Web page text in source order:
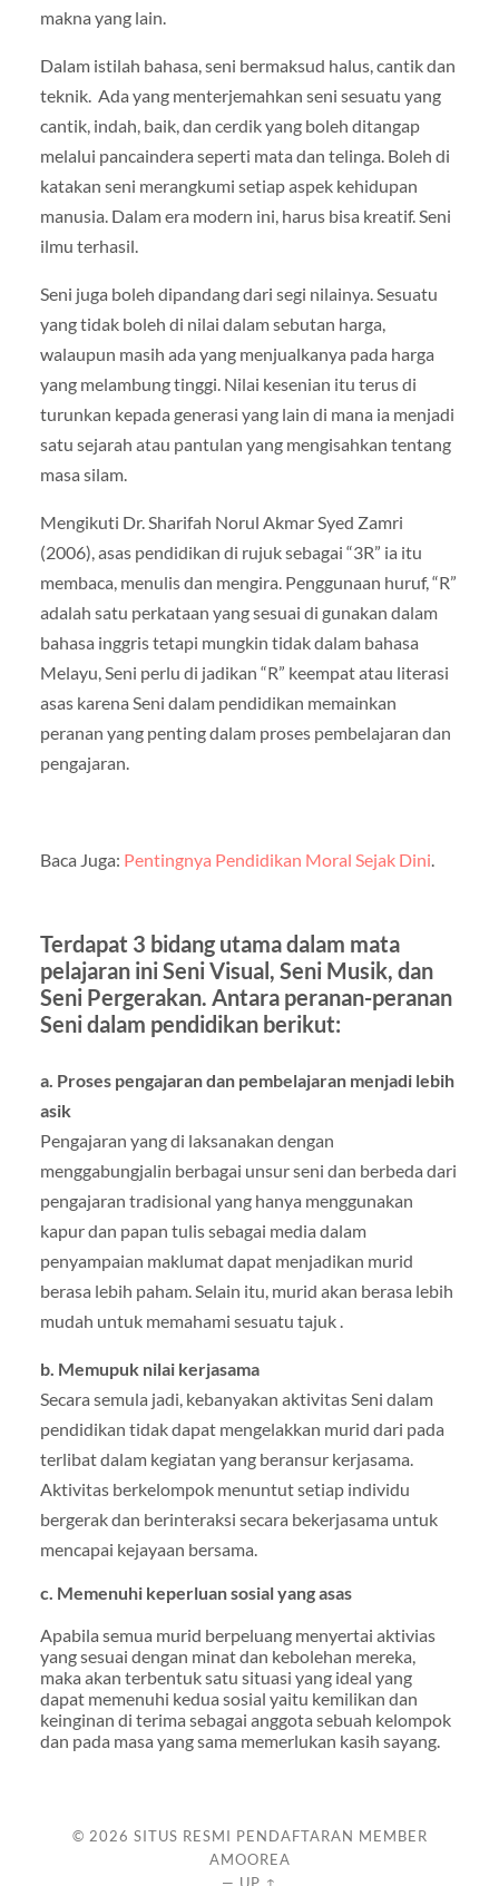
makna yang lain.
Dalam istilah bahasa, seni bermaksud halus, cantik dan
teknik. Ada yang menterjemahkan seni sesuatu yang
cantik, indah, baik, dan cerdik yang boleh ditangap
melalui pancaindera seperti mata dan telinga. Boleh di
katakan seni merangkumi setiap aspek kehidupan
manusia. Dalam era modern ini, harus bisa kreatif. Seni
ilmu terhasil.
Seni juga boleh dipandang dari segi nilainya. Sesuatu
yang tidak boleh di nilai dalam sebutan harga,
walaupun masih ada yang menjualkanya pada harga
yang melambung tinggi. Nilai kesenian itu terus di
turunkan kepada generasi yang lain di mana ia menjadi
satu sejarah atau pantulan yang mengisahkan tentang
masa silam.
Mengikuti Dr. Sharifah Norul Akmar Syed Zamri
(2006), asas pendidikan di rujuk sebagai “3R” ia itu
membaca, menulis dan mengira. Penggunaan huruf, “R”
adalah satu perkataan yang sesuai di gunakan dalam
bahasa inggris tetapi mungkin tidak dalam bahasa
Melayu, Seni perlu di jadikan “R” keempat atau literasi
asas karena Seni dalam pendidikan memainkan
peranan yang penting dalam proses pembelajaran dan
pengajaran.
Baca Juga: Pentingnya Pendidikan Moral Sejak Dini
Terdapat 3 bidang utama dalam mata
pelajaran ini Seni Visual, Seni Musik, dan
Seni Pergerakan. Antara peranan-peranan
Seni dalam pendidikan berikut:
a. Proses pengajaran dan pembelajaran menjadi lebih
asik
Pengajaran yang di laksanakan dengan
menggabungjalin berbagai unsur seni dan berbeda dari
pengajaran tradisional yang hanya menggunakan
kapur dan papan tulis sebagai media dalam
penyampaian maklumat dapat menjadikan murid
berasa lebih paham. Selain itu, murid akan berasa lebih
mudah untuk memahami sesuatu tajuk .
b. Memupuk nilai kerjasama
Secara semula jadi, kebanyakan aktivitas Seni dalam
pendidikan tidak dapat mengelakkan murid dari pada
terlibat dalam kegiatan yang beransur kerjasama.
Aktivitas berkelompok menuntut setiap individu
bergerak dan berinteraksi secara bekerjasama untuk
mencapai kejayaan bersama.
c. Memenuhi keperluan sosial yang asas
Apabila semua murid berpeluang menyertai aktivias
yang sesuai dengan minat dan kebolehan mereka,
maka akan terbentuk satu situasi yang ideal yang
dapat memenuhi kedua sosial yaitu kemilikan dan
keinginan di terima sebagai anggota sebuah kelompok
dan pada masa yang sama memerlukan kasih sayang.
© 2026 SITUS RESMI PENDAFTARAN MEMBER
AMOOREA
— UP ↑